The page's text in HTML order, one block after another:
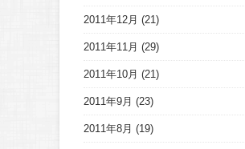
2011年12月 (21)
2011年11月 (29)
2011年10月 (21)
2011年9月 (23)
2011年8月 (19)